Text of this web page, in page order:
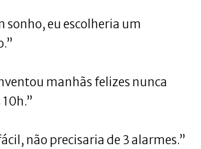
sonho, eu escolheria um
manhãs felizes nunca
não precisaria de 3 alarmes.”